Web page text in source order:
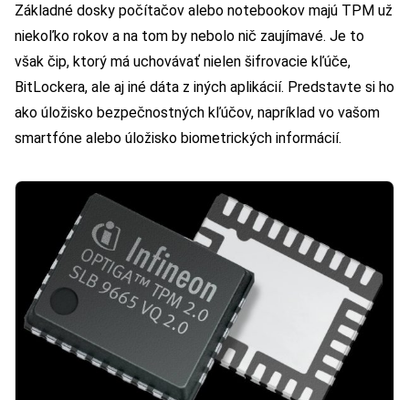
Základné dosky počítačov alebo notebookov majú TPM už
niekoľko rokov a na tom by nebolo nič zaujímavé. Je to
však čip, ktorý má uchovávať nielen šifrovacie kľúče,
BitLockera, ale aj iné dáta z iných aplikácií. Predstavte si ho
ako úložisko bezpečnostných kľúčov, napríklad vo vašom
smartfóne alebo úložisko biometrických informácií.